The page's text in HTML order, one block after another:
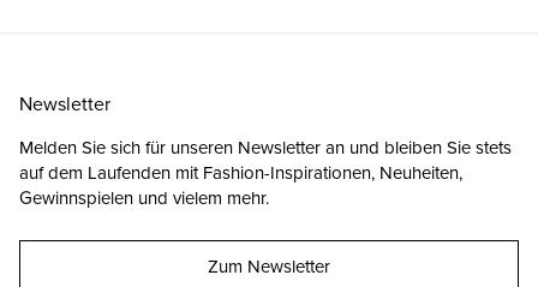
Newsletter
Melden Sie sich für unseren Newsletter an und bleiben Sie stets
auf dem Laufenden mit Fashion-Inspirationen, Neuheiten,
Gewinnspielen und vielem mehr.
Zum Newsletter